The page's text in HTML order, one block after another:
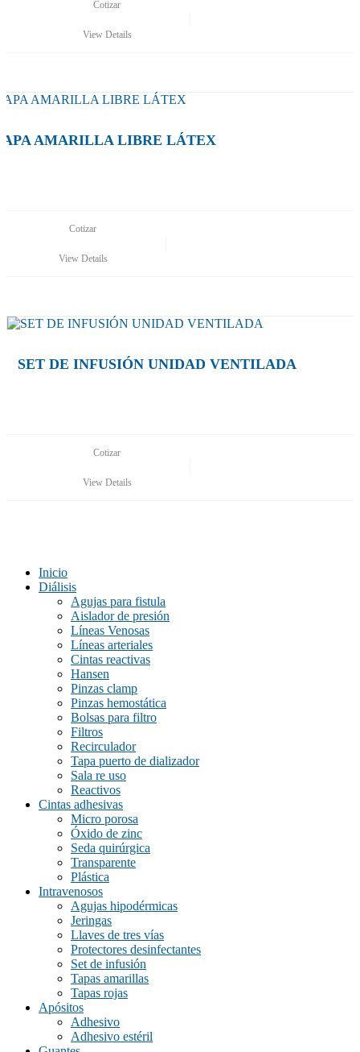
Cotizar
View Details
AMARILLA LIBRE LÁTEX
Cotizar
View Details
SET DE INFUSIÓN UNIDAD VENTILADA
Cotizar
View Details
Inicio
Diálisis
Agujas para fistula
Aislador de presión
Líneas Venosas
Líneas arteriales
Cintas reactivas
Hansen
Pinzas clamp
Pinzas hemostática
Bolsas para filtro
Filtros
Recirculador
Tapa puerto de dializador
Sala re uso
Reactivos
Cintas adhesivas
Micro porosa
Óxido de zinc
Seda quirúrgica
Transparente
Plástica
Intravenosos
Agujas hipodérmicas
Jeringas
Llaves de tres vías
Protectores desinfectantes
Set de infusión
Tapas amarillas
Tapas rojas
Apósitos
Adhesivo
Adhesivo estéril